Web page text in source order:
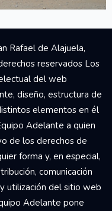
Rafael de Alajuela,
reservados Los
del web
diseño, estructura de
elementos en él
Adelante a quien
de los derechos de
forma y, en especial,
comunicación
utilización del sitio web
Adelante pone